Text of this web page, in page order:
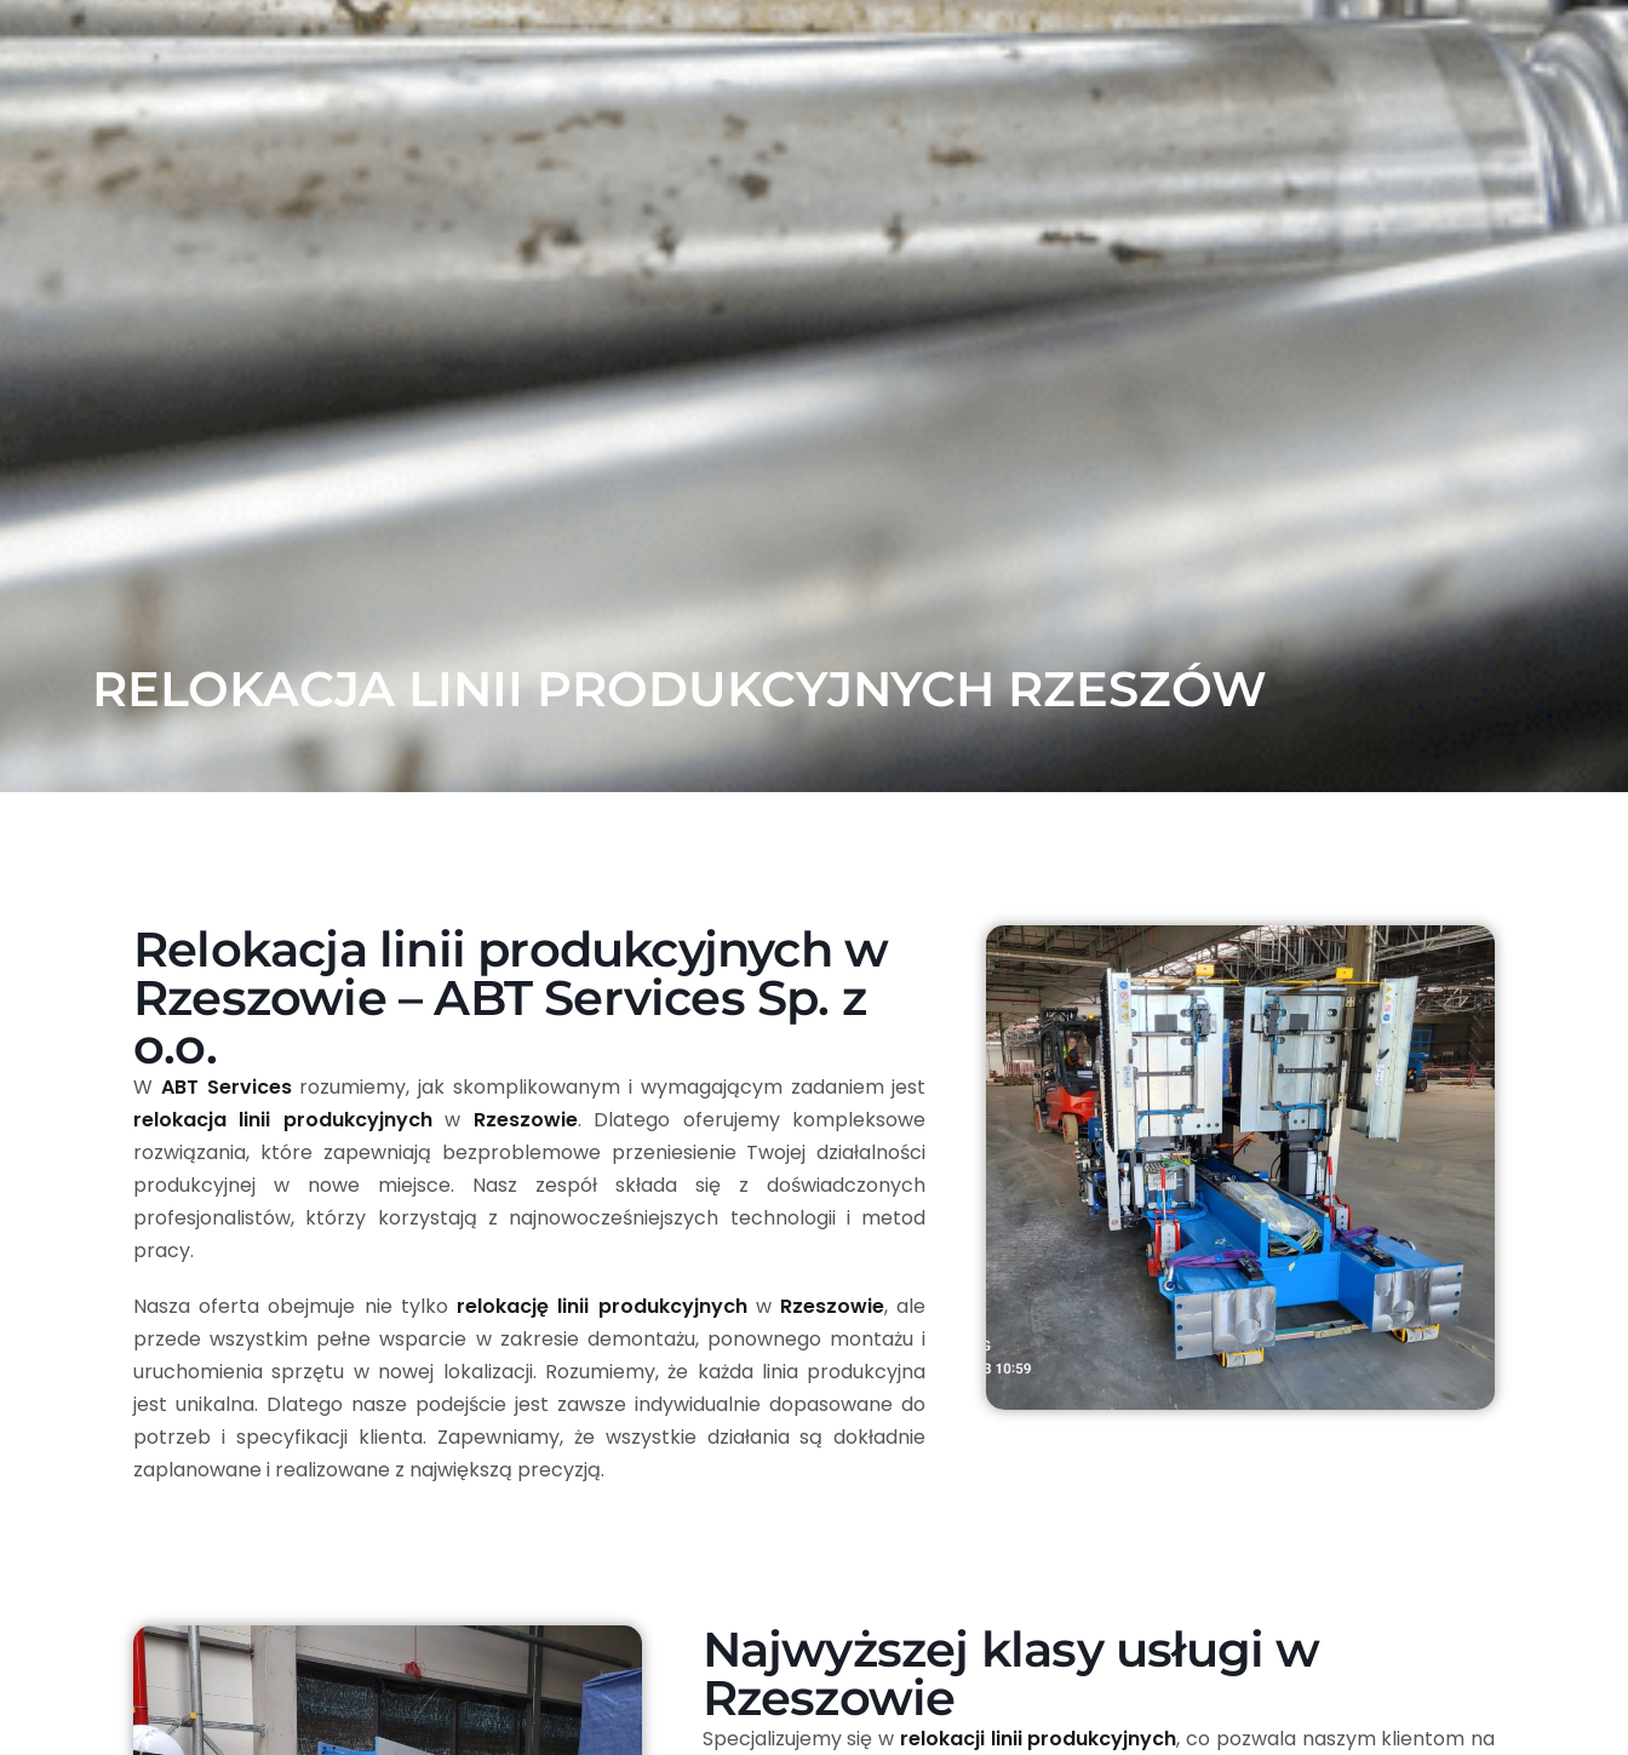
RELOKACJA LINII PRODUKCYJNYCH RZESZÓW
Relokacja linii produkcyjnych w
Rzeszowie – ABT Services Sp. z
o.o.
W ABT Servicesrozumiemy, jak skomplikowanym i wymagającym zadaniem jest
relokacja linii produkcyjnychw Rzeszowie. Dlatego oferujemy kompleksowe
rozwiązania, które zapewniają bezproblemowe przeniesienie Twojej działalności
produkcyjnej w nowe miejsce. Nasz zespół składa się z doświadczonych
profesjonalistów, którzy korzystają z najnowocześniejszych technologii i metod
pracy.
Nasza oferta obejmuje nie tylko relokację linii produkcyjnychw Rzeszowie, ale
przede wszystkim pełne wsparcie w zakresie demontażu, ponownego montażu i
uruchomienia sprzętu w nowej lokalizacji. Rozumiemy, że każda linia produkcyjna
jest unikalna. Dlatego nasze podejście jest zawsze indywidualnie dopasowane do
potrzeb i specyfikacji klienta. Zapewniamy, że wszystkie działania są dokładnie
zaplanowane i realizowane z największą precyzją.
Najwyższej klasy usługi w
Rzeszowie
Specjalizujemy się w relokacji linii produkcyjnych, co pozwala naszym klientom na